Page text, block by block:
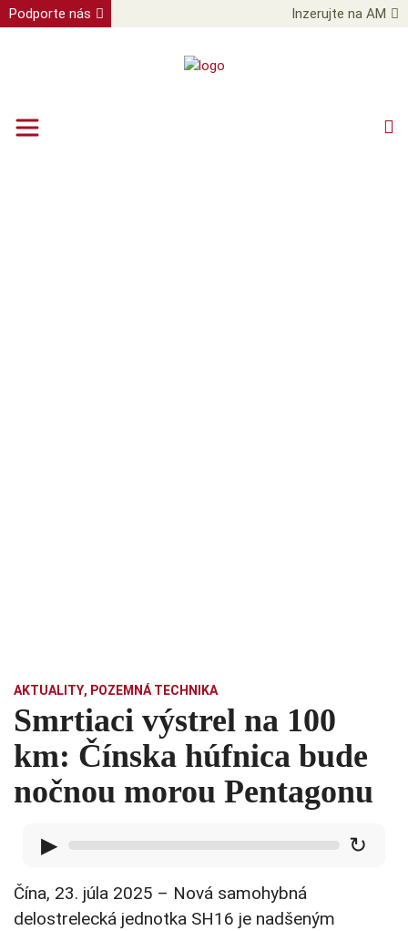
Podporte nás Inzerujte na AM
AKTUALITY, POZEMNÁ TECHNIKA
Smrtiaci výstrel na 100
km: Čínska húfnica bude
nočnou morou Pentagonu
▶ ↻
Čína, 23. júla 2025 – Nová samohybná
delostrelecká jednotka SH16 je nadšeným